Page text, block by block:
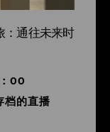
：通往未来时
00
档的直播